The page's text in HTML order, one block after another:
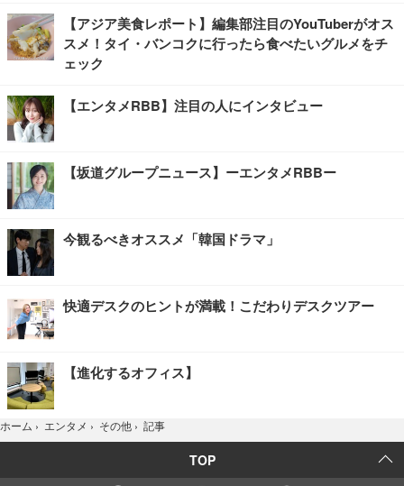
【アジア美食レポート】編集部注目のYouTuberがオス
スメ！タイ・バンコクに行ったら食べたいグルメをチ
ェック
【エンタメRBB】注目の人にインタビュー
【坂道グループニュース】ーエンタメRBBー
今観るべきオススメ「韓国ドラマ」
快適デスクのヒントが満載！こだわりデスクツアー
【進化するオフィス】
ホーム › エンタメ › その他 › 記事
TOP